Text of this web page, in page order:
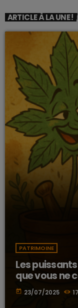
ARTICLE À LA UNE !
PATRIMOINE
Les
que vous ne
today 23/07/2025